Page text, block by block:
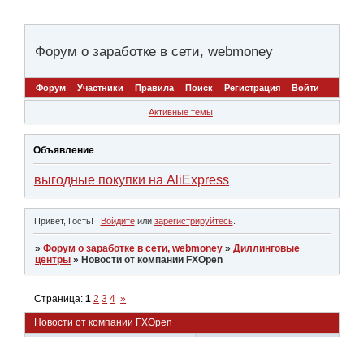
Форум о заработке в сети, webmoney
Форум Участники Правила Поиск Регистрация Войти
Активные темы
Объявление
выгодные покупки на AliExpress
Привет, Гость! Войдитеили зарегистрируйтесь.
»Форум о заработке в сети, webmoney »Диллинговые
центры » Новости от компании FXOpen
Новости от компании FXOpen
Страница:1 2 3 4 »